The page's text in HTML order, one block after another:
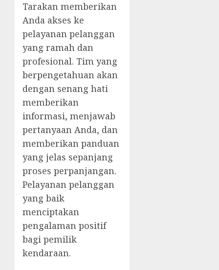
Tarakan memberikan
Anda akses ke
pelayanan pelanggan
yang ramah dan
profesional. Tim yang
berpengetahuan akan
dengan senang hati
memberikan
informasi, menjawab
pertanyaan Anda, dan
memberikan panduan
yang jelas sepanjang
proses perpanjangan.
Pelayanan pelanggan
yang baik
menciptakan
pengalaman positif
bagi pemilik
kendaraan.